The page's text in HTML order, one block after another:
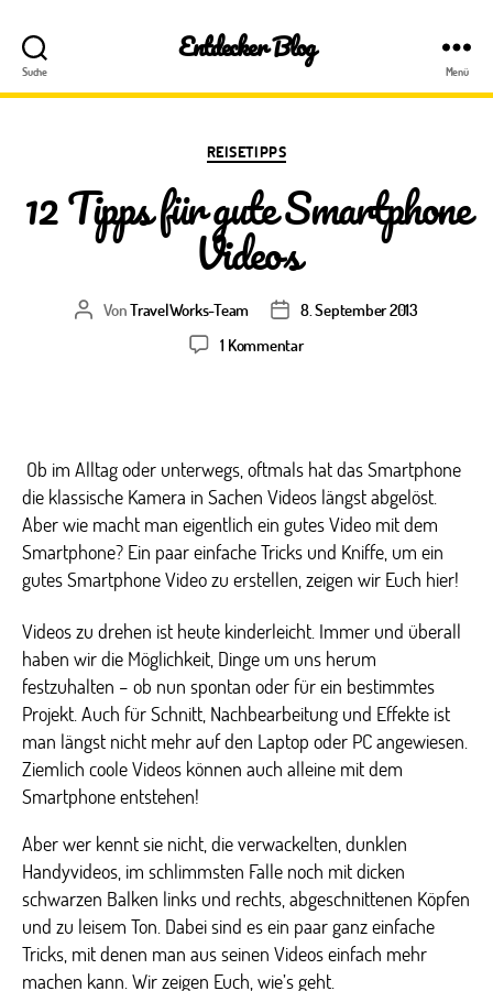
Suche
Entdecker Blog
Menü
Kategorien
REISETIPPS
12 Tipps für gute Smartphone
Videos
Beitragsautor
VonTravelWorks-Team Veröffentlichungsdatum
8. September 2013
1 Kommentarzu
Smartphone
Videos
Ob im Alltag oder unterwegs, oftmals hat das Smartphone
die klassische Kamera in Sachen Videos längst abgelöst.
Aber wie macht man eigentlich ein gutes Video mit dem
Smartphone? Ein paar einfache Tricks und Kniffe, um ein
gutes Smartphone Video zu erstellen, zeigen wir Euch hier!
Videos zu drehen ist heute kinderleicht. Immer und überall
haben wir die Möglichkeit, Dinge um uns herum
festzuhalten – ob nun spontan oder für ein bestimmtes
Projekt. Auch für Schnitt, Nachbearbeitung und Effekte ist
man längst nicht mehr auf den Laptop oder PC angewiesen.
Ziemlich coole Videos können auch alleine mit dem
Smartphone entstehen!
Aber wer kennt sie nicht, die verwackelten, dunklen
Handyvideos, im schlimmsten Falle noch mit dicken
schwarzen Balken links und rechts, abgeschnittenen Köpfen
und zu leisem Ton. Dabei sind es ein paar ganz einfache
Tricks, mit denen man aus seinen Videos einfach mehr
machen kann. Wir zeigen Euch, wie’s geht.